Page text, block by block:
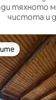
тяхното
чистота и
на